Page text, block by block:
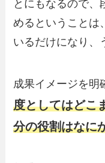
とにもなるので、
めるということは
いるだけになり、
成果イメージを明
度としてはどこ
分の役割はなに